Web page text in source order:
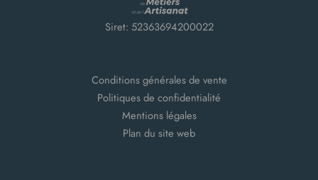
Siret: 52363694200022
Conditions générales de vente
Politiques de confidentialité
Mentions légales
Plan du site web